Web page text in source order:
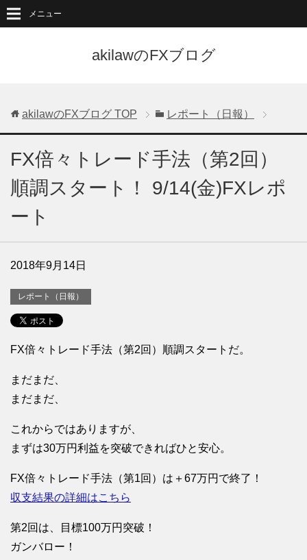
akilawのFXブログ
メニュー
akilawのFXブログ TOP レポート（日報）
FX倍々トレード手法（第2回）
順調スタート！ 9/14(金)FXレポ
ート
2018年9月14日
レポート（日報）
FX倍々トレード手法（第2回）順調スタートだ。
まだまだ、
まだまだ、
これからではありますが、
まずは30万円利益を突破できればひと安心。
FX倍々トレード手法（第1回）は＋67万円で終了！
収支結果の詳細はこちら
第2回は、目標100万円突破！
ガンバロー！